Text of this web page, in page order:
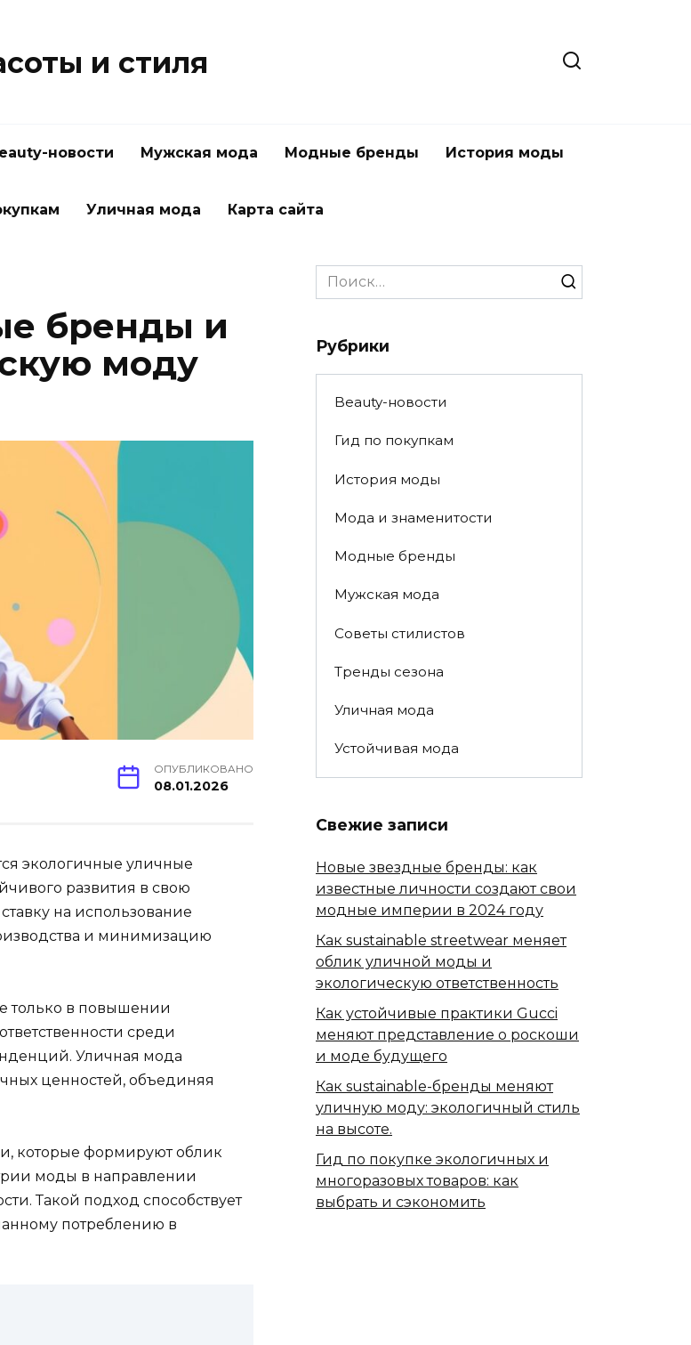
и стиля
новости Мужская мода Модные бренды История моды
Уличная мода Карта сайта
бренды и
моду
ОПУБЛИКОВАНО
08.01.2026
экологичные уличные
развития в свою
на использование
и минимизацию
только в повышении
среди
Уличная мода
ценностей, объединяя
которые формируют облик
моды в направлении
Такой подход способствует
потреблению в
Search
for:
Рубрики
Beauty-новости
Гид по покупкам
История моды
Мода и знаменитости
Модные бренды
Мужская мода
Советы стилистов
Тренды сезона
Уличная мода
Устойчивая мода
Свежие записи
Новые звездные бренды: как
известные личности создают свои
модные империи в 2024 году
Как sustainable streetwear меняет
облик уличной моды и
экологическую ответственность
Как устойчивые практики Gucci
меняют представление о роскоши
и моде будущего
Как sustainable-бренды меняют
уличную моду: экологичный стиль
на высоте.
Гид по покупке экологичных и
многоразовых товаров: как
выбрать и сэкономить